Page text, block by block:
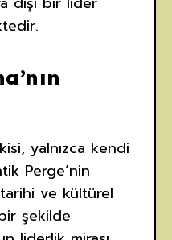
yalnızca kendi
Perge’nin
ve kültürel
şekilde